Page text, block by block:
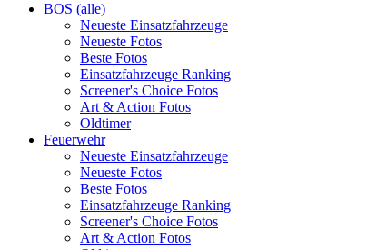
BOS (alle)
Neueste Einsatzfahrzeuge
Neueste Fotos
Beste Fotos
Einsatzfahrzeuge Ranking
Screener's Choice Fotos
Art & Action Fotos
Oldtimer
Feuerwehr
Neueste Einsatzfahrzeuge
Neueste Fotos
Beste Fotos
Einsatzfahrzeuge Ranking
Screener's Choice Fotos
Art & Action Fotos